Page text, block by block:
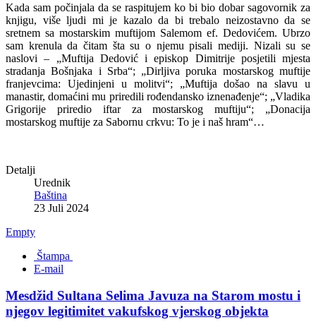
Kada sam počinjala da se raspitujem ko bi bio dobar sagovornik za
knjigu, više ljudi mi je kazalo da bi trebalo neizostavno da se
sretnem sa mostarskim muftijom Salemom ef. Dedovićem. Ubrzo
sam krenula da čitam šta su o njemu pisali mediji. Nizali su se
naslovi – „Muftija Dedović i episkop Dimitrije posjetili mjesta
stradanja Bošnjaka i Srba“; „Dirljiva poruka mostarskog muftije
franjevcima: Ujedinjeni u molitvi“; „Muftija došao na slavu u
manastir, domaćini mu priredili rođendansko iznenađenje“; „Vladika
Grigorije priredio iftar za mostarskog muftiju“; „Donacija
mostarskog muftije za Sabornu crkvu: To je i naš hram“…
Detalji
Urednik
Baština
23 Juli 2024
Empty
Štampa
E-mail
Mesdžid Sultana Selima Javuza na Starom mostu i
njegov legitimitet vakufskog vjerskog objekta